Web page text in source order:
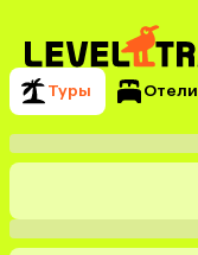
Туры Отели